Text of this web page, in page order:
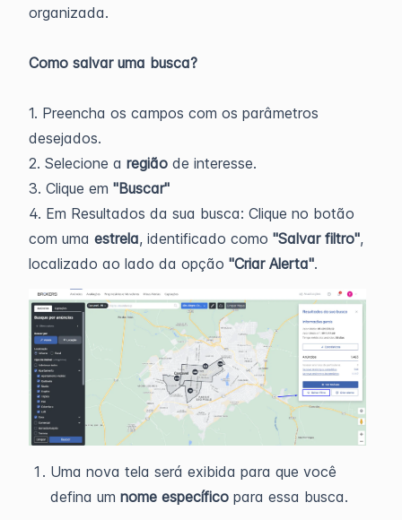
organizada.
Como salvar uma busca?
1. Preencha os campos com os parâmetros
desejados.
2. Selecione a região de interesse.
3. Clique em "Buscar"
4. Em Resultados da sua busca: Clique no botão
com uma estrela, identificado como "Salvar filtro",
localizado ao lado da opção "Criar Alerta".
Uma nova tela será exibida para que você
defina um nome específico para essa busca.